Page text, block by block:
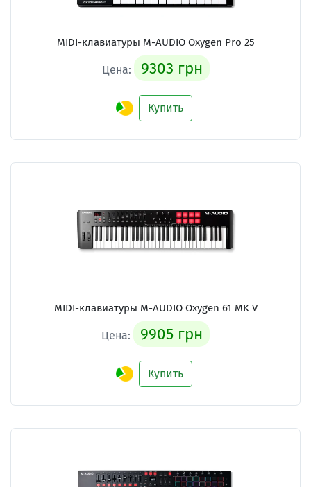
MIDI-клавиатуры M-AUDIO Oxygen Pro 25
Цена: 9303 грн
Купить
MIDI-клавиатуры M-AUDIO Oxygen 61 MK V
Цена: 9905 грн
Купить